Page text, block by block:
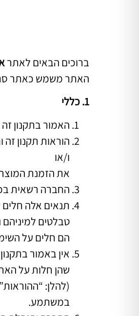
ברוכים הבאים לאתר
האתר משמש כאתר סחר
1. כללי
האמור בתקנון
הוראות תקנון
ו/או
את הזמנת
החברה רשאית
תנאים אלה
טבלטים למיניהם
הם חלים על
שהן חלות על
(להלן:
במשתמע.